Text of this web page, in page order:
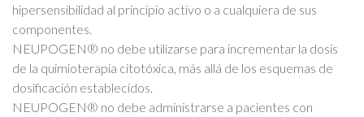
hipersensibilidad al principio activo o a cualquiera de sus
componentes.
NEUPOGEN® no debe utilizarse para incrementar la dosis
de la quimioterapia citotóxica, más allá de los esquemas de
dosificación establecidos.
NEUPOGEN® no debe administrarse a pacientes con